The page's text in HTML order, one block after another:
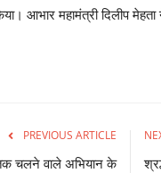
आभार महामंत्री दिलीप मेहता
PREVIOUS ARTICLE
चलने वाले अभियान के